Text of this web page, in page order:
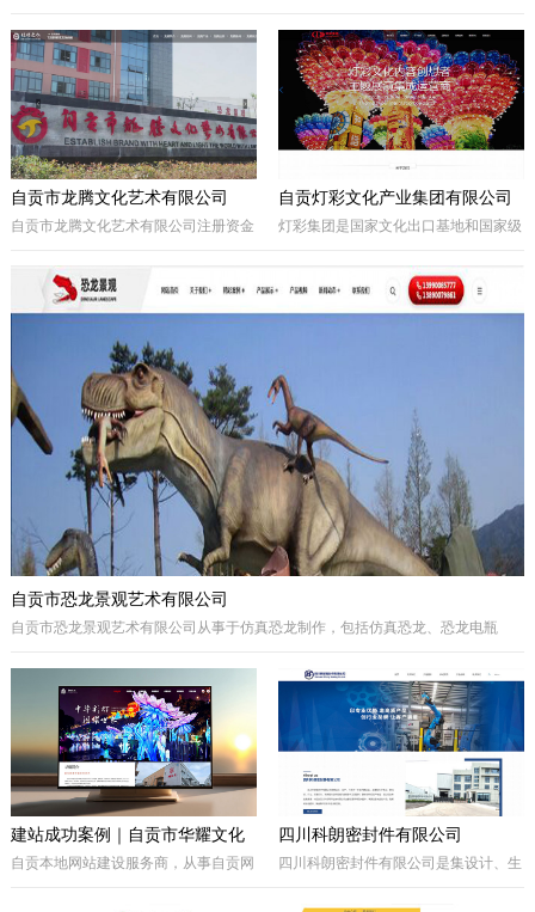
架、仿真远古植物、埋藏挖掘现场和行走恐龙服等仿真产品，现已成为行业内的
领军企业。
自贡灯彩文化产业集团有限公司
灯彩集团是国家文化出口基地和国家级
企业，集团子公司新亚彩灯是连续多年
由中央五部委联合授予的国家文化出口
州、安徽、甘肃、加拿大、美国等多个
控股合作团队。集团从…
自贡市龙腾文化艺术有限公司
自贡市龙腾文化艺术有限公司注册资金
之乡、中国灯城”美誉的四川省自贡
市。拥有“占地100余亩的中国彩灯仿真
司从事彩灯艺术工程、彩车彩船巡游工
程、趣味式景观游乐器具、景观雕塑工
程、城市文化符号美化亮化工程，以及
仿真恐龙、仿真动植物、化石制作和演
绎程控机器人研发生产。
自贡市恐龙景观艺术有限公司
自贡市恐龙景观艺术有限公司从事于仿真恐龙制作，包括仿真恐龙、恐龙电瓶
建站成功案例｜自贡市华耀文化
艺术有限公司官网定制开发项目
自贡本地网站建设服务商，从事自贡网
四川科朗密封件有限公司
四川科朗密封件有限公司是集设计、生